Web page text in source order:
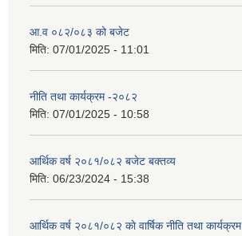
आ.व ०८२/०८३ को बजेट
मिति: 07/01/2025 - 11:01
नीति तथा कार्यक्रम -२०८२
मिति: 07/01/2025 - 10:58
आर्थिक वर्ष २०८१/०८२ बजेट बक्तव्य
मिति: 06/23/2024 - 15:38
आर्थिक वर्ष २०८१/०८२ काे वार्षिक नीति तथा कार्यक्रम